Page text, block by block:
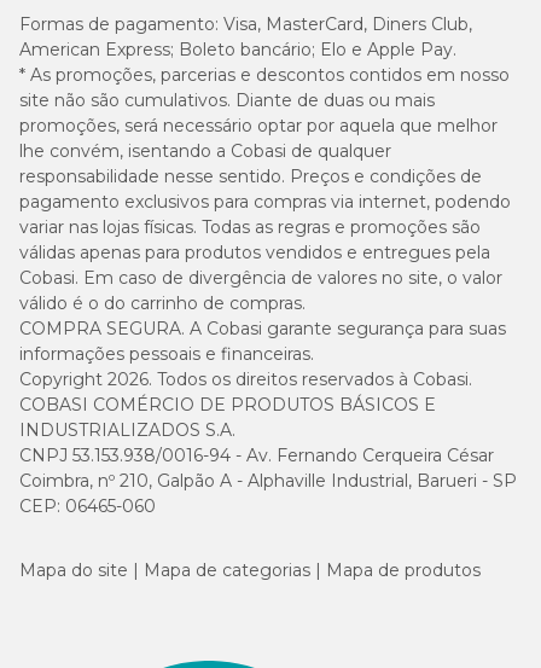
Formas de pagamento: Visa, MasterCard, Diners Club,
American Express; Boleto bancário; Elo e Apple Pay.
* As promoções, parcerias e descontos contidos em nosso
site não são cumulativos. Diante de duas ou mais
promoções, será necessário optar por aquela que melhor
lhe convém, isentando a Cobasi de qualquer
responsabilidade nesse sentido. Preços e condições de
pagamento exclusivos para compras via internet, podendo
variar nas lojas físicas. Todas as regras e promoções são
válidas apenas para produtos vendidos e entregues pela
Cobasi. Em caso de divergência de valores no site, o valor
válido é o do carrinho de compras.
COMPRA SEGURA. A Cobasi garante segurança para suas
informações pessoais e financeiras.
Copyright 2026. Todos os direitos reservados à Cobasi.
COBASI COMÉRCIO DE PRODUTOS BÁSICOS E
INDUSTRIALIZADOS S.A.
CNPJ 53.153.938/0016-94 - Av. Fernando Cerqueira César
Coimbra, nº 210, Galpão A - Alphaville Industrial, Barueri - SP
CEP: 06465-060
Mapa do site Mapa de categorias Mapa de produtos